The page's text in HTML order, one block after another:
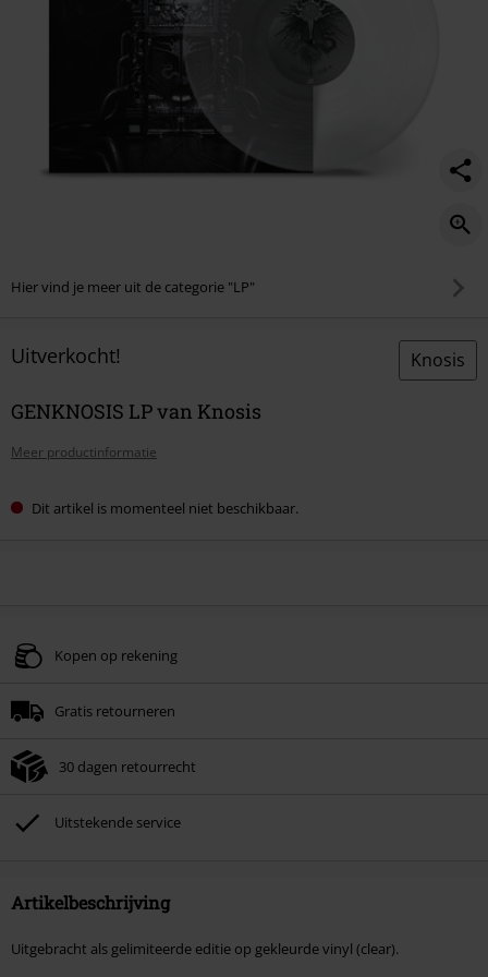
Hier vind je meer uit de categorie "LP"
Uitverkocht! Knosis
GENKNOSIS LP van Knosis
Meer productinformatie
Dit artikel is momenteel niet beschikbaar.
Kopen op rekening
Gratis retourneren
30 dagen retourrecht
Uitstekende service
Artikelbeschrijving
Uitgebracht als gelimiteerde editie op gekleurde vinyl (clear).